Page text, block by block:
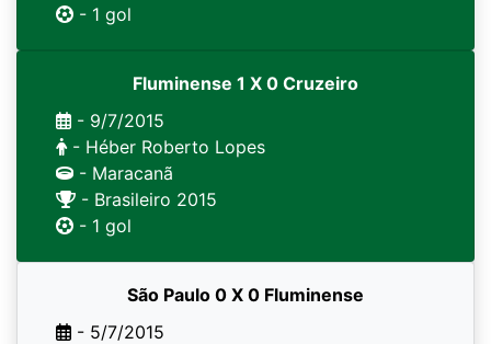
- 1 gol
Fluminense 1 X 0 Cruzeiro
- 9/7/2015
- Héber Roberto Lopes
- Maracanã
- Brasileiro 2015
- 1 gol
São Paulo 0 X 0 Fluminense
- 5/7/2015